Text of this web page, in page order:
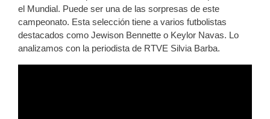
el Mundial. Puede ser una de las sorpresas de este
campeonato. Esta selección tiene a varios futbolistas
destacados como Jewison Bennette o Keylor Navas. Lo
analizamos con la periodista de RTVE Silvia Barba.